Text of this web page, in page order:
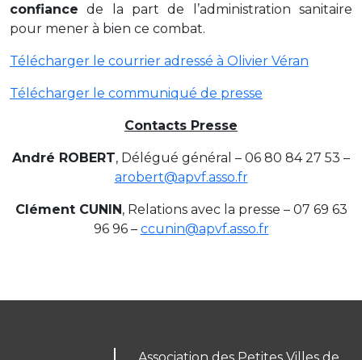
confiance de la part de l’administration sanitaire
pour mener à bien ce combat.
Télécharger le courrier adressé à Olivier Véran
Télécharger le communiqué de presse
Contacts Presse
André ROBERT, Délégué général – 06 80 84 27 53 –
arobert@apvf.asso.fr
Clément CUNIN, Relations avec la presse – 07 69 63
96 96 – ccunin@apvf.asso.fr